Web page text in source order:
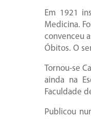
Em 1921
Medicina.
convenceu
Óbitos. O
Tornou-se
ainda na
Faculdade
Publicou